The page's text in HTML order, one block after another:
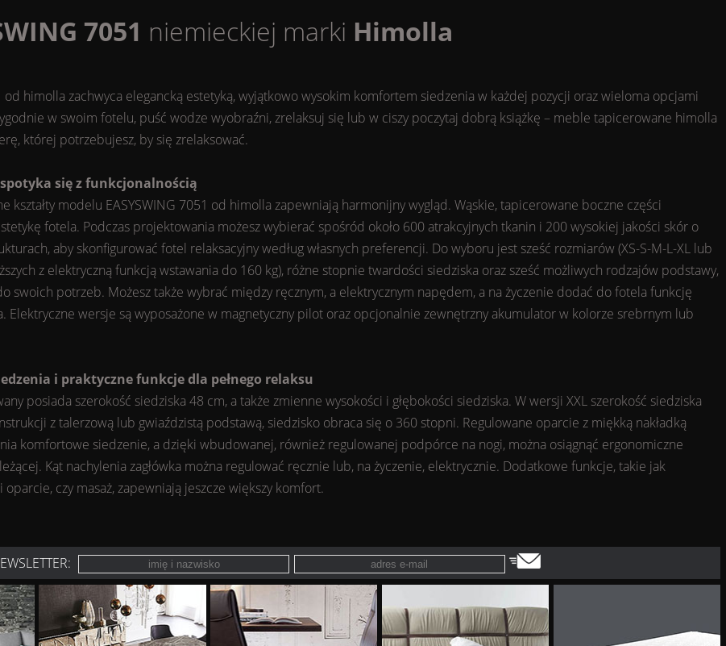
7051 niemieckiej marki Himolla
od himolla zachwyca elegancką estetyką, wyjątkowo wysokim komfortem siedzenia w każdej pozycji oraz wieloma opcjami
w swoim fotelu, puść wodze wyobraźni, zrelaksuj się lub w ciszy poczytaj dobrą książkę – meble tapicerowane himolla
której potrzebujesz, by się zrelaksować.
się z funkcjonalnością
kształty modelu EASYSWING 7051 od himolla zapewniają harmonijny wygląd. Wąskie, tapicerowane boczne części
fotela. Podczas projektowania możesz wybierać spośród około 600 atrakcyjnych tkanin i 200 wysokiej jakości skór o
aby skonfigurować fotel relaksacyjny według własnych preferencji. Do wyboru jest sześć rozmiarów (XS-S-M-L-XL lub
z elektryczną funkcją wstawania do 160 kg), różne stopnie twardości siedziska oraz sześć możliwych rodzajów podstawy,
swoich potrzeb. Możesz także wybrać między ręcznym, a elektrycznym napędem, a na życzenie dodać do fotela funkcję
Elektryczne wersje są wyposażone w magnetyczny pilot oraz opcjonalnie zewnętrzny akumulator w kolorze srebrnym lub
i praktyczne funkcje dla pełnego relaksu
posiada szerokość siedziska 48 cm, a także zmienne wysokości i głębokości siedziska. W wersji XXL szerokość siedziska
z talerzową lub gwiaździstą podstawą, siedzisko obraca się o 360 stopni. Regulowane oparcie z miękką nakładką
komfortowe siedzenie, a dzięki wbudowanej, również regulowanej podpórce na nogi, można osiągnąć ergonomiczne
Kąt nachylenia zagłówka można regulować ręcznie lub, na życzenie, elektrycznie. Dodatkowe funkcje, takie jak
czy masaż, zapewniają jeszcze większy komfort.